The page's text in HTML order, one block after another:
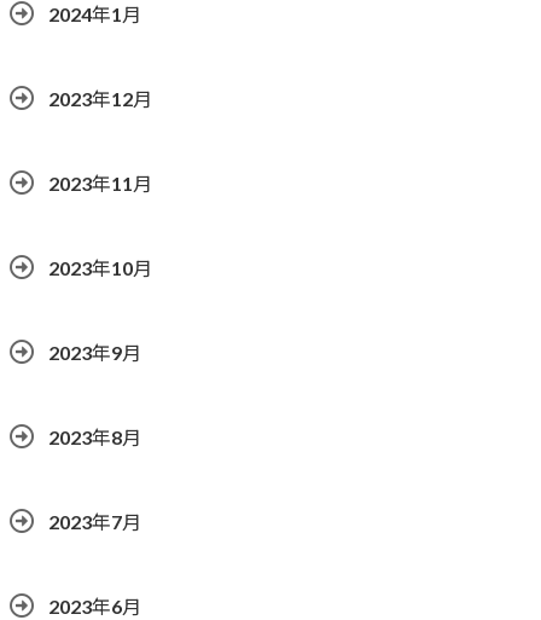
2024年1月
2023年12月
2023年11月
2023年10月
2023年9月
2023年8月
2023年7月
2023年6月